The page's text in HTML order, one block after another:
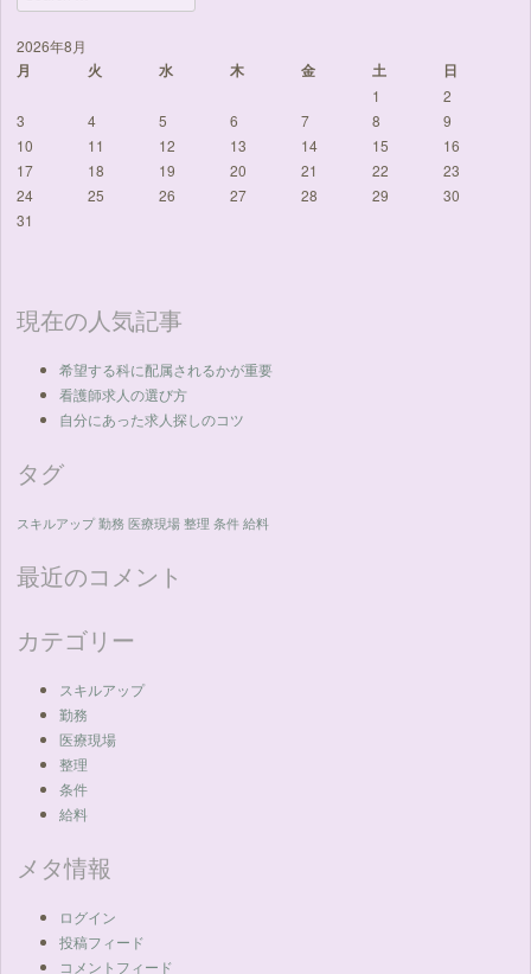
2026年8月
月 火 水 木 金 土 日
1
2
3
4 5 6 7 8
9
10
11 12 13 14 15
16
17
18 19 20 21 22
23
24
25 26 27 28 29
30
31
現在の人気記事
希望する科に配属されるかが重要
看護師求人の選び方
自分にあった求人探しのコツ
タグ
スキルアップ 勤務 医療現場 整理 条件 給料
最近のコメント
カテゴリー
スキルアップ
勤務
医療現場
整理
条件
給料
メタ情報
ログイン
投稿フィード
コメントフィード